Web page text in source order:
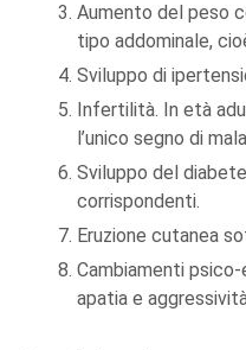
Aumento del peso
tipo addominale,
Sviluppo di
Infertilità. In età
l’unico segno di
Sviluppo del
corrispondenti.
Eruzione cutanea
Cambiamenti
apatia e